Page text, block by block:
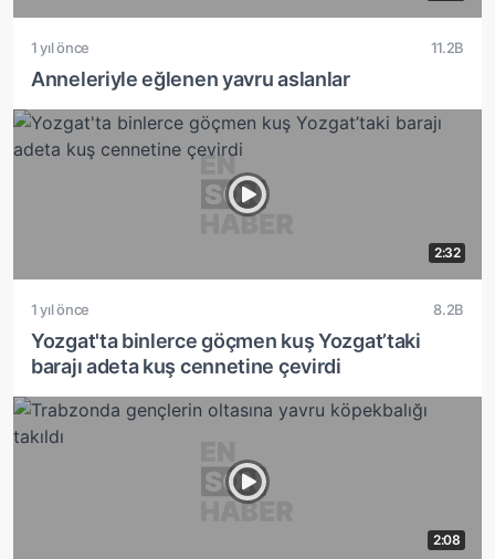
1 yıl önce 11.2B
Anneleriyle eğlenen yavru aslanlar
2:32
1 yıl önce 8.2B
Yozgat'ta binlerce göçmen kuş Yozgat’taki
barajı adeta kuş cennetine çevirdi
2:08